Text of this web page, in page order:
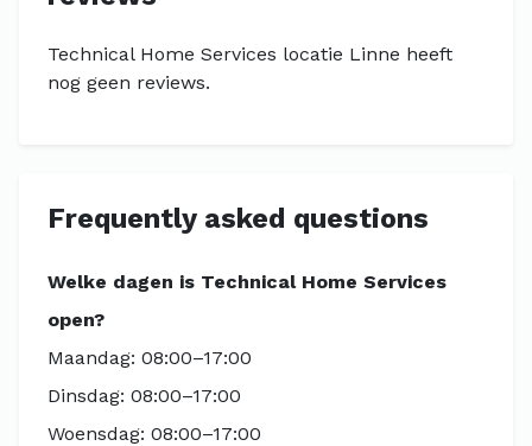
Technical Home Services locatie Linne heeft
nog geen reviews.
Frequently asked questions
Welke dagen is Technical Home Services
open?
Maandag: 08:00–17:00
Dinsdag: 08:00–17:00
Woensdag: 08:00–17:00